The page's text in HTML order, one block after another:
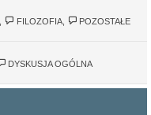
FILOZOFIA,
POZOSTAŁE
DYSKUSJA OGÓLNA